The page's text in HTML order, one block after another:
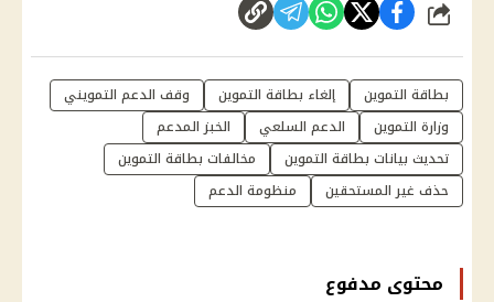
شارك
بطاقة التموين إلغاء بطاقة التموين
وقف الدعم التمويني
وزارة التموين
الدعم السلعي
الخبز المدعم
تحديث بيانات بطاقة التموين
مخالفات بطاقة التموين
حذف غير المستحقين
منظومة الدعم
محتوى مدفوع